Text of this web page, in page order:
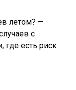
летом? —
с
где есть риск